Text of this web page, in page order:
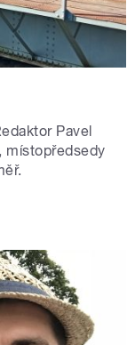
Pavel
místopředsedy